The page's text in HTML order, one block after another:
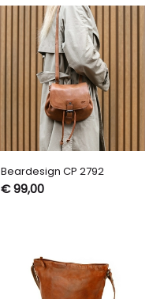
Beardesign CP 2792
€ 99,00